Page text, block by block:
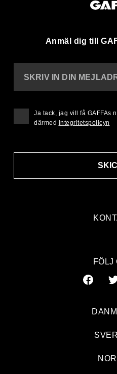
Anmäl dig till
SKRIV IN DIN
Ja tack, jag vill få GAFFAs
därmed integritetspolicyn
FÖLJ